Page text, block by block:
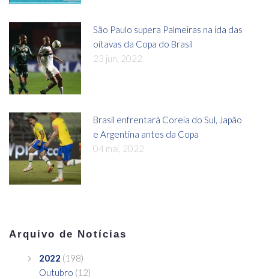
São Paulo supera Palmeiras na ida das
oitavas da Copa do Brasil
23 jun, 2022
Brasil enfrentará Coreia do Sul, Japão
e Argentina antes da Copa
04 mai, 2022
Arquivo de Notícias
2022 (198)
Outubro (12)